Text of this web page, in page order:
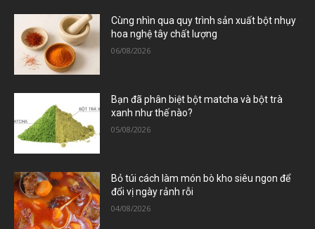
Cùng nhìn qua quy trình sản xuất bột nhụy
hoa nghệ tây chất lượng
06/08/2026
Bạn đã phân biệt bột matcha và bột trà
xanh như thế nào?
05/08/2026
Bỏ túi cách làm món bò kho siêu ngon để
đổi vị ngày rảnh rỗi
04/08/2026